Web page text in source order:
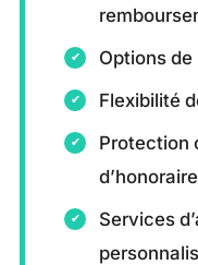
Options
Flexibilité
Protection
Services